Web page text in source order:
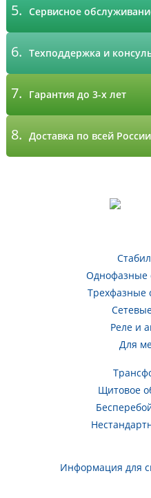
5. Сервисное
6. Техподдержка и
7. Гарантия до 3-х лет
8. Доставка по всей России
Однофазные
Трехфазные
Реле и
Для
Щитовое
Информация для